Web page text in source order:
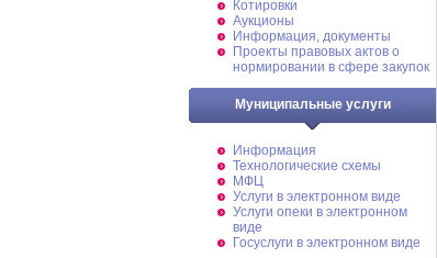
Котировки
Аукционы
Информация, документы
Проекты правовых актов о
нормировании в сфере закупок
Муниципальные услуги
Информация
Технологические схемы
МФЦ
Услуги в электронном виде
Услуги опеки в электронном
виде
Госуслуги в электронном виде